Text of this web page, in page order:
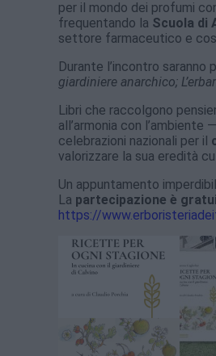
per il mondo dei profumi
frequentando la Scuola di
settore farmaceutico e
Durante l’incontro saranno
giardiniere anarchico;
Libri che raccolgono
all’armonia con
celebrazioni nazionali per il
valorizzare la sua eredità
Un appuntamento
La partecipazione è
https://